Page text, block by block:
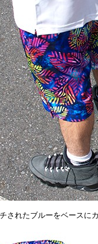
されたブルーをベースに